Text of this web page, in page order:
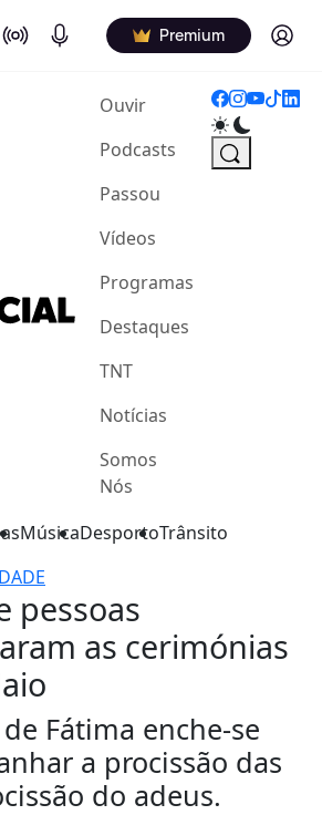
On Air Podcasts Premium Log in
Ouvir(current)
Podcasts
Passou
Vídeos
Programas
Destaques
TNT
Notícias
Somos
Nós
MúsicaDesportoTrânsito
pessoas
as cerimónias
Fátima enche-se
a procissão das
do adeus.